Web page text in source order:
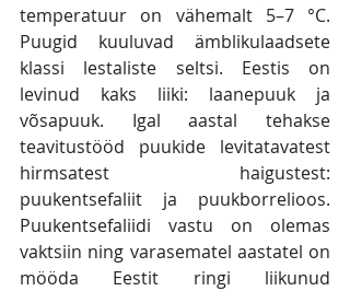
temperatuur on vähemalt 5–7 °C.
Puugid kuuluvad ämblikulaadsete
klassi lestaliste seltsi. Eestis on
levinud kaks liiki: laanepuuk ja
võsapuuk. Igal aastal tehakse
teavitustööd puukide levitatavatest
hirmsatest haigustest:
puukentsefaliit ja puukborrelioos.
Puukentsefaliidi vastu on olemas
vaktsiin ning varasematel aastatel on
mööda Eestit ringi liikunud